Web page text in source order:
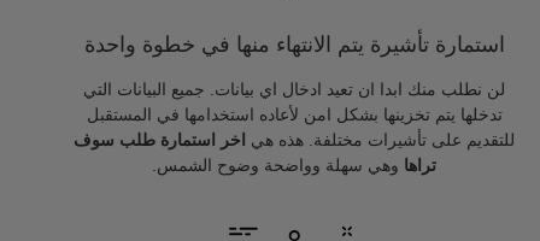
استمارة تأشيرة يتم الانتهاء منها في خطوة واحدة
لن نطلب منك ابدا ان تعيد ادخال اي بيانات. جميع البيانات التي
تدخلها يتم تخزينها بشكل امن لأعاده استخدامها في المستقبل
للتقديم على تأشيرات مختلفة. هذه هي
اخر استمارة طلب سوف
تراها وهي سهلة وواضحة وضوح الشمس.